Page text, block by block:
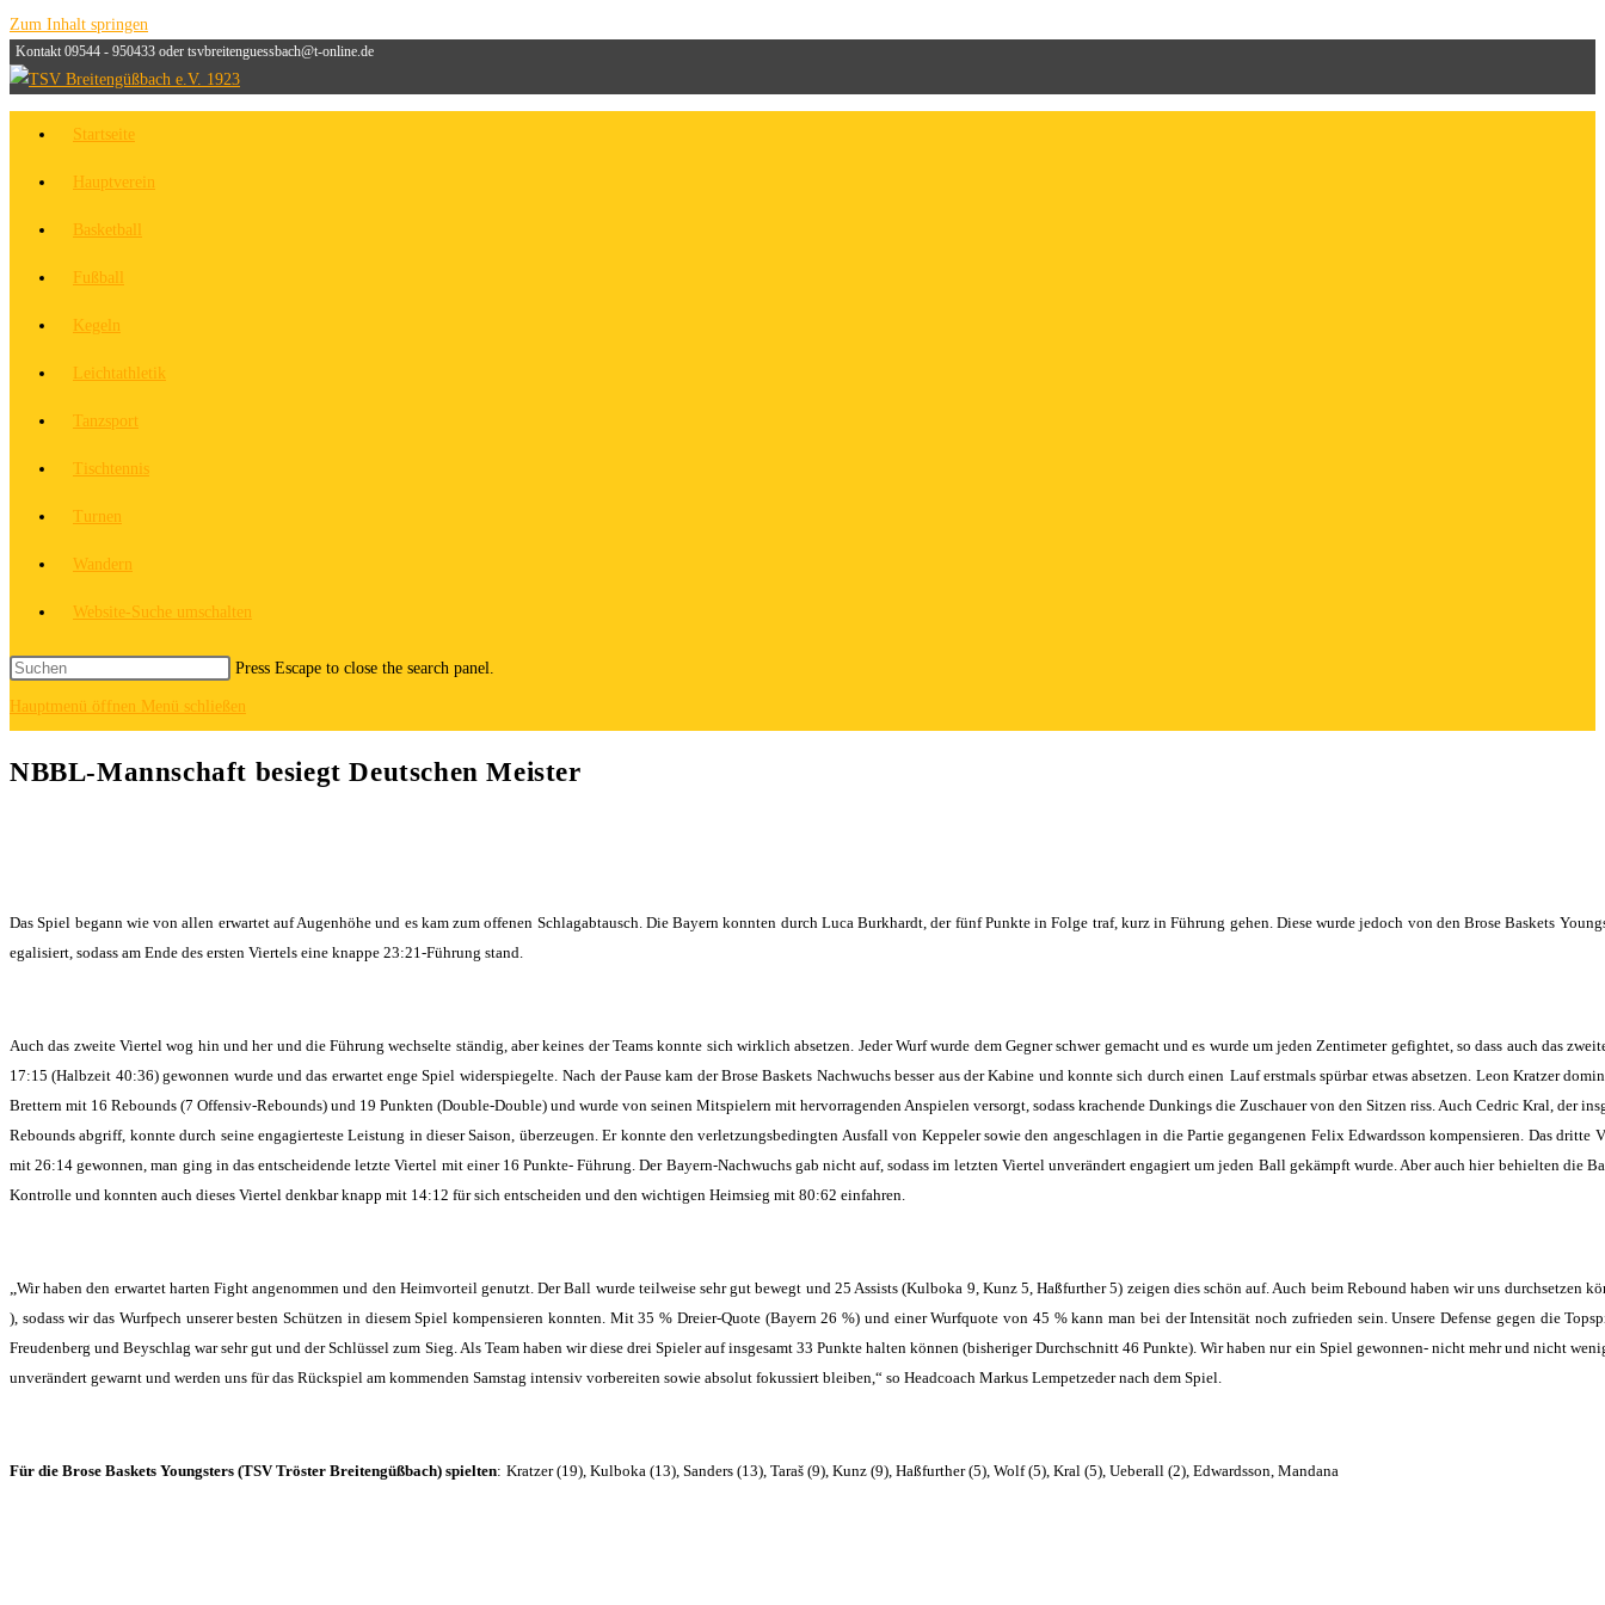
Zum Inhalt springen
Kontakt 09544 - 950433 oder tsvbreitenguessbach@t-online.de
Startseite
Hauptverein
Basketball
Fußball
Kegeln
Leichtathletik
Tanzsport
Tischtennis
Turnen
Wandern
Website-Suche umschalten
Press Escape to close the search panel.
Hauptmenü öffnen Menü schließen
NBBL-Mannschaft besiegt Deutschen Meister
Das Spiel begann wie von allen erwartet auf Augenhöhe und es kam zum offenen Schlagabtausch. Die Bayern konnten durch Luca Burkhardt, der fünf Punkte in Folge traf, kurz in Führung gehen. Diese wurde jedoch von den Brose Baskets
egalisiert, sodass am Ende des ersten Viertels eine knappe 23:21-Führung stand.
Auch das zweite Viertel wog hin und her und die Führung wechselte ständig, aber keines der Teams konnte sich wirklich absetzen. Jeder Wurf wurde dem Gegner schwer gemacht und es wurde um jeden Zentimeter gefightet, so dass auch das
17:15 (Halbzeit 40:36) gewonnen wurde und das erwartet enge Spiel widerspiegelte. Nach der Pause kam der Brose Baskets Nachwuchs besser aus der Kabine und konnte sich durch einen Lauf erstmals spürbar etwas absetzen. Leon Kratzer
Brettern mit 16 Rebounds (7 Offensiv-Rebounds) und 19 Punkten (Double-Double) und wurde von seinen Mitspielern mit hervorragenden Anspielen versorgt, sodass krachende Dunkings die Zuschauer von den Sitzen riss. Auch Cedric Kral, der
Rebounds abgriff, konnte durch seine engagierteste Leistung in dieser Saison, überzeugen. Er konnte den verletzungsbedingten Ausfall von Keppeler sowie den angeschlagen in die Partie gegangenen Felix Edwardsson kompensieren. Das dritte
mit 26:14 gewonnen, man ging in das entscheidende letzte Viertel mit einer 16 Punkte- Führung. Der Bayern-Nachwuchs gab nicht auf, sodass im letzten Viertel unverändert engagiert um jeden Ball gekämpft wurde. Aber auch hier behielten die
Kontrolle und konnten auch dieses Viertel denkbar knapp mit 14:12 für sich entscheiden und den wichtigen Heimsieg mit 80:62 einfahren.
„Wir haben den erwartet harten Fight angenommen und den Heimvorteil genutzt. Der Ball wurde teilweise sehr gut bewegt und 25 Assists (Kulboka 9, Kunz 5, Haßfurther 5) zeigen dies schön auf. Auch beim Rebound haben wir uns durchsetzen
), sodass wir das Wurfpech unserer besten Schützen in diesem Spiel kompensieren konnten. Mit 35 % Dreier-Quote (Bayern 26 %) und einer Wurfquote von 45 % kann man bei der Intensität noch zufrieden sein. Unsere Defense gegen die
Freudenberg und Beyschlag war sehr gut und der Schlüssel zum Sieg. Als Team haben wir diese drei Spieler auf insgesamt 33 Punkte halten können (bisheriger Durchschnitt 46 Punkte). Wir haben nur ein Spiel gewonnen- nicht mehr und nicht
unverändert gewarnt und werden uns für das Rückspiel am kommenden Samstag intensiv vorbereiten sowie absolut fokussiert bleiben,“ so Headcoach Markus Lempetzeder nach dem Spiel.
Für die Brose Baskets Youngsters (TSV Tröster Breitengüßbach) spielten: Kratzer (19), Kulboka (13), Sanders (13), Taraš (9), Kunz (9), Haßfurther (5), Wolf (5), Kral (5), Ueberall (2), Edwardsson, Mandana